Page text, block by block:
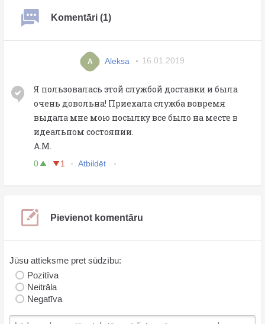
Komentāri (1)
A Aleksa 16.01.2019
Я пользовалась этой службой доставки и была
очень довольна! Приехала служба вовремя
выдала мне мою посылку все было на месте в
идеальном состоянии.
A.M.
0 1 Atbildēt
Pievienot komentāru
Jūsu attieksme pret sūdzību:
Pozitīva
Neitrāla
Negatīva